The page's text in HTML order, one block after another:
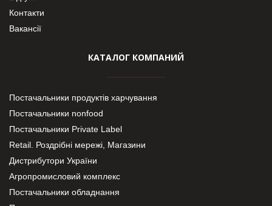
Контакти
Вакансії
КАТАЛОГ КОМПАНИЙ
Постачальники продуктів харчування
Постачальники nonfood
Постачальники Private Label
Retail. Роздрібні мережі, Магазини
Дистрибутори України
Агропромисловий комплекс
Постачальники обладнання